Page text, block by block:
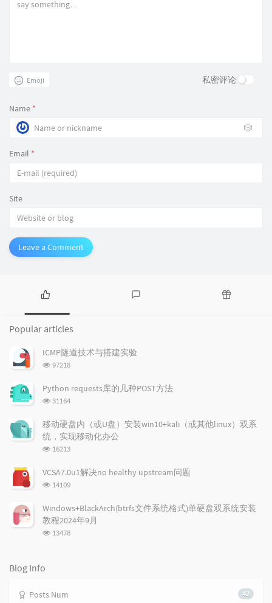
Emoji 私密评论
Name *
🎲
Email *
Site
Leave a Comment
P
p
u
r
a
t
i
c
e
s
s
c
m
s
i
Popular articles
ICMP隧道技术与搭建实验
浏
次
97218
Python requests库的几种POST方法
浏
次
数:
31164
移动硬盘内（或U盘）安装win10+kali（或其他linux）双系
统，实现移动化办公
浏
次
16213
VCSA7.0u1解决no healthy upstream问题
浏
次
数:
14109
Windows+BlackArch(btrfs文件系统格式)单硬盘双系统安装
教程2024年9月
浏
13478
Blog Info
42
Posts Num